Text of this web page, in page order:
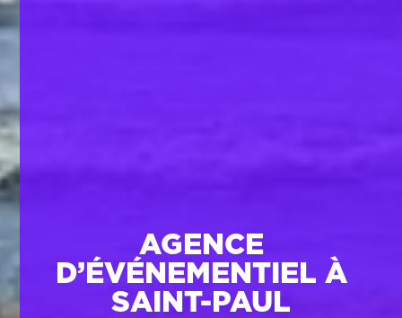
AGENCE
D’ÉVÉNEMENTIEL À
SAINT-PAUL